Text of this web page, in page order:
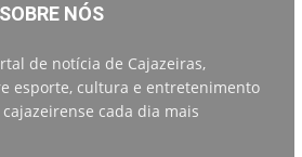
SOBRE NÓS
de notícia de Cajazeiras,
esporte, cultura e entretenimento
cada dia mais